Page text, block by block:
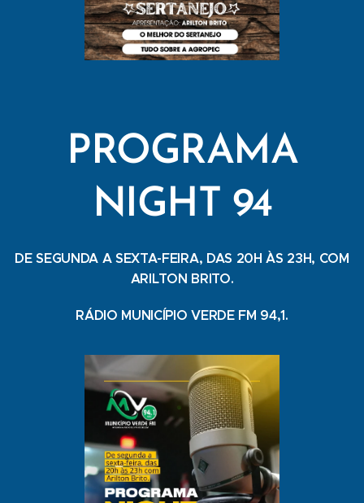
PROGRAMA
NIGHT 94
DE SEGUNDA A SEXTA-FEIRA, DAS 20H ÀS 23H, COM
ARILTON BRITO.
RÁDIO MUNICÍPIO VERDE FM 94,1.